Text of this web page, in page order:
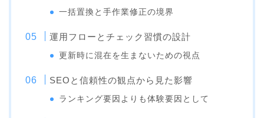
一括置換と手作業修正の境界
運用フローとチェック習慣の設計
更新時に混在を生まないための視点
SEOと信頼性の観点から見た影響
ランキング要因よりも体験要因として